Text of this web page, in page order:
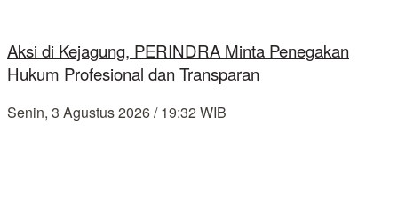
Aksi di Kejagung, PERINDRA Minta Penegakan
Hukum Profesional dan Transparan
Senin, 3 Agustus 2026 / 19:32 WIB